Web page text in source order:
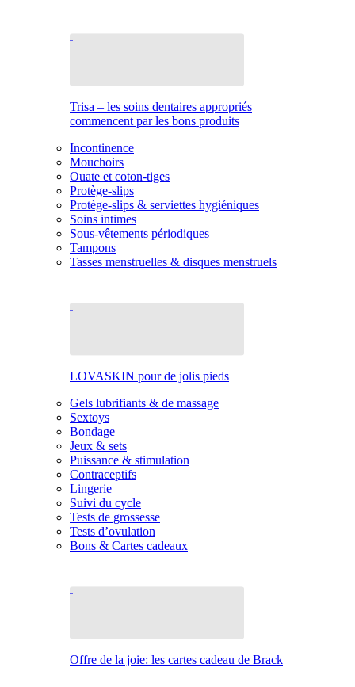
Trisa – les soins dentaires appropriés
commencent par les bons produits
Incontinence
Mouchoirs
Ouate et coton-tiges
Protège-slips
Protège-slips & serviettes hygiéniques
Soins intimes
Sous-vêtements périodiques
Tampons
Tasses menstruelles & disques menstruels
LOVASKIN pour de jolis pieds
Gels lubrifiants & de massage
Sextoys
Bondage
Jeux & sets
Puissance & stimulation
Contraceptifs
Lingerie
Suivi du cycle
Tests de grossesse
Tests d’ovulation
Bons & Cartes cadeaux
Offre de la joie: les cartes cadeau de Brack